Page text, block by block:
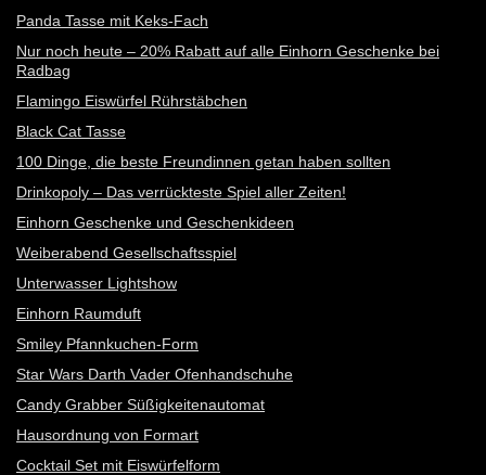
Panda Tasse mit Keks-Fach
Nur noch heute – 20% Rabatt auf alle Einhorn Geschenke bei
Radbag
Flamingo Eiswürfel Rührstäbchen
Black Cat Tasse
100 Dinge, die beste Freundinnen getan haben sollten
Drinkopoly – Das verrückteste Spiel aller Zeiten!
Einhorn Geschenke und Geschenkideen
Weiberabend Gesellschaftsspiel
Unterwasser Lightshow
Einhorn Raumduft
Smiley Pfannkuchen-Form
Star Wars Darth Vader Ofenhandschuhe
Candy Grabber Süßigkeitenautomat
Hausordnung von Formart
Cocktail Set mit Eiswürfelform